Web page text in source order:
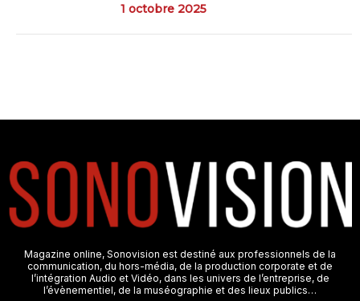
1 octobre 2025
Magazine online, Sonovision est destiné aux professionnels de la
communication, du hors-média, de la production corporate et de
l’intégration Audio et Vidéo, dans les univers de l’entreprise, de
l’évènementiel, de la muséographie et des lieux publics…